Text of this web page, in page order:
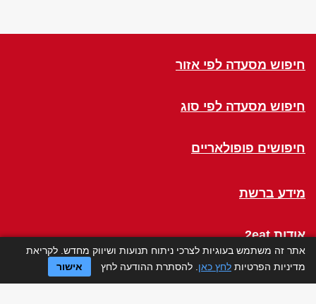
חיפוש מסעדה לפי אזור
חיפוש מסעדה לפי סוג
חיפושים פופולאריים
מידע ברשת
אודות 2eat
Click a Table
אתר זה משתמש בעוגיות לצרכי ניתוח תנועות ושיווק מחדש. לקריאת
מדיניות הפרטיות לחץ כאן . להסתרת ההודעה לחץ אישור